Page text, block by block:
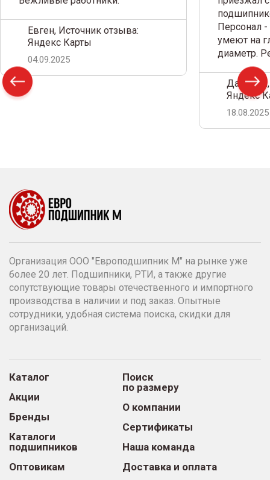
Евген, Источник отзыва:
Яндекс Карты
04.09.2025
Персонал
умеют на
диаметр.
Дамир
Яндекс
18.08.2025
Организация ООО "Европодшипник М" на рынке уже
более 20 лет. Подшипники, РТИ, а также другие
сопутствующие товары отечественного и импортного
производства в наличии и под заказ. Опытные
сотрудники, удобная система поиска, скидки для
организаций.
Каталог
Акции
Бренды
Каталоги
подшипников
Оптовикам
Поиск
по размеру
О компании
Сертификаты
Наша команда
Доставка и оплата